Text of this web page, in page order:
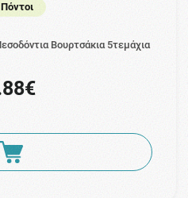
Βουρτσάκια 5τεμάχια